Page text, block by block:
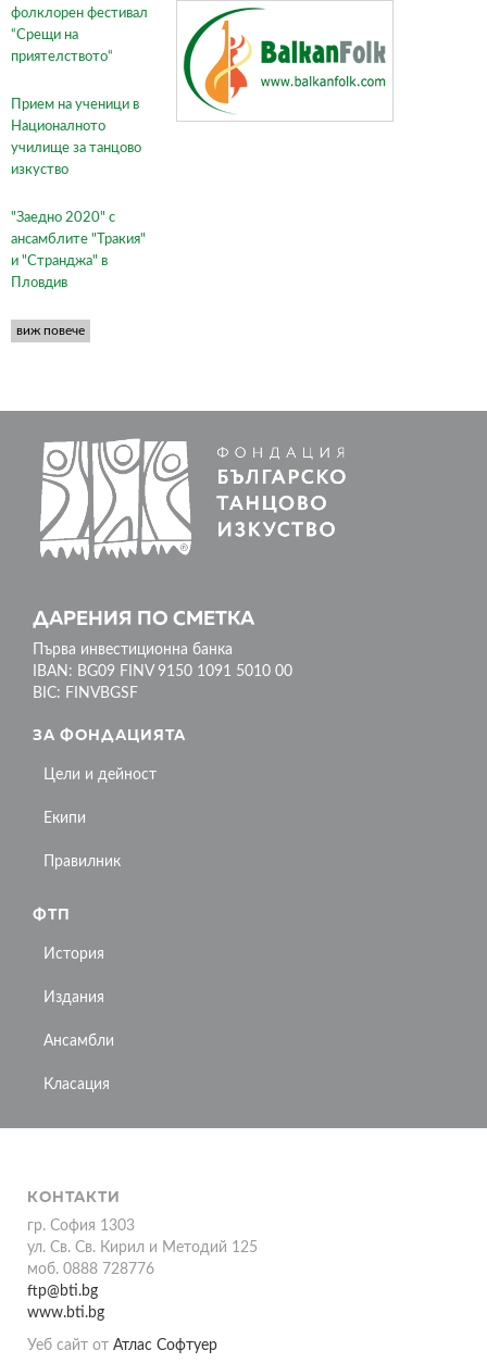
фолклорен фестивал
“Срещи на
приятелството“
Прием на ученици в
Националното
училище за танцово
изкуство
"Заедно 2020" с
ансамблите "Тракия"
и "Странджа" в
Пловдив
виж повече
ДАРЕНИЯ ПО СМЕТКА
Първа инвестиционна банка
IBAN: BG09 FINV 9150 1091 5010 00
BIC: FINVBGSF
ЗА ФОНДАЦИЯТА
Цели и дейност
Екипи
Правилник
ФТП
История
Издания
Ансамбли
Класация
КОНТАКТИ
гр. София 1303
ул. Св. Св. Кирил и Методий 125
моб. 0888 728776
ftp@bti.bg
www.bti.bg
Уеб сайт от Атлас Софтуер